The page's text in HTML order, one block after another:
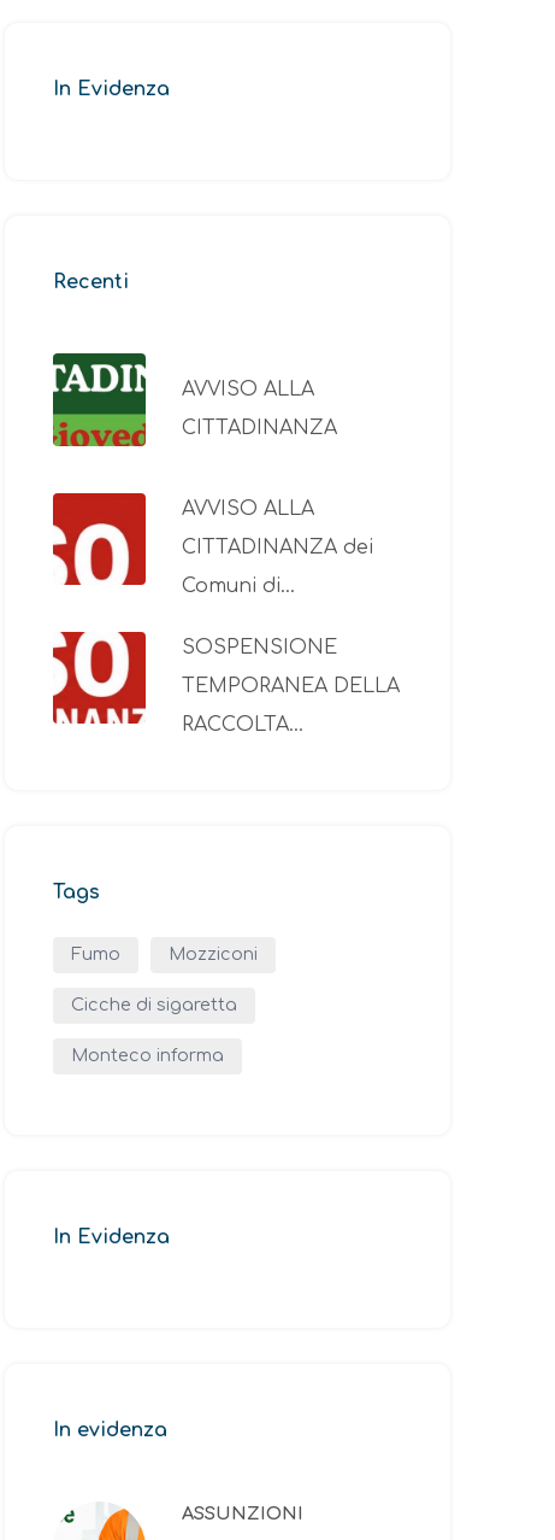
In Evidenza
Recenti
AVVISO ALLA
CITTADINANZA
AVVISO ALLA
CITTADINANZA dei
Comuni di…
SOSPENSIONE
TEMPORANEA DELLA
RACCOLTA…
Tags
Fumo Mozziconi
Cicche di sigaretta
Monteco informa
In Evidenza
In evidenza
ASSUNZIONI